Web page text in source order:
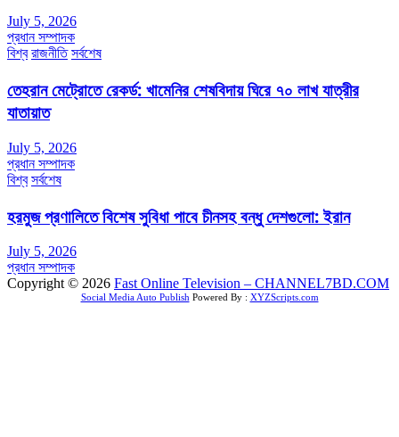
July 5, 2026
প্রধান সম্পাদক
বিশ্ব রাজনীতি সর্বশেষ
তেহরান মেট্রোতে রেকর্ড: খামেনির শেষবিদায় ঘিরে ৭০ লাখ যাত্রীর
যাতায়াত
July 5, 2026
প্রধান সম্পাদক
বিশ্ব সর্বশেষ
হরমুজ প্রণালিতে বিশেষ সুবিধা পাবে চীনসহ বন্ধু দেশগুলো: ইরান
July 5, 2026
প্রধান সম্পাদক
Copyright © 2026 Fast Online Television – CHANNEL7BD.COM
Social Media Auto Publish Powered By : XYZScripts.com